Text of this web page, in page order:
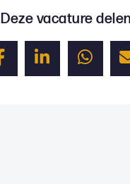
Deze vacature delen